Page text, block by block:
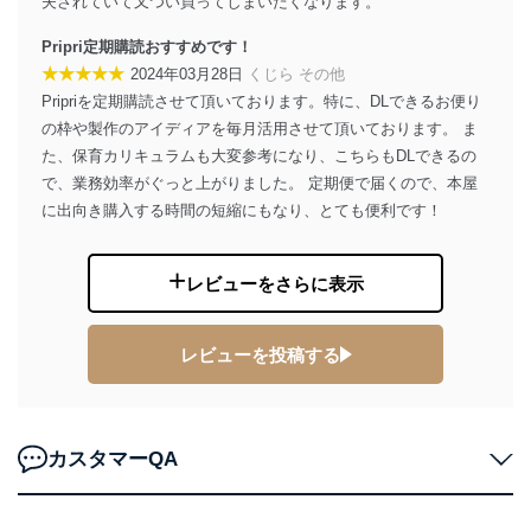
e-mail：cs@fujisan.co.jp
改訂：2025年2月20日
制定：2005年4月1日
株式会社富士山マガジンサービス
代表取締役会長 西野 伸一郎
個人情報の取扱いについて
当社は以下の個人情報保護管理者を設置し、個人情報保
護管理者の責任のもと、個人情報を取得・アクセス・利
東京都渋谷区南平台町16-11
株式会社富士山マガジンサービス
田 嘉也
２．利用目的
Pripri定期購読おすすめです！
★★★★★ 2024年03月28日
くじら その他
Pripriを定期購読させて頂いております。特に、DLできるお便り
の枠や製作のアイディアを毎月活用させて頂いております。 ま
た、保育カリキュラムも大変参考になり、こちらもDLできるの
で、業務効率がぐっと上がりました。 定期便で届くので、本屋
に出向き購入する時間の短縮にもなり、とても便利です！
レビューをさらに表示
レビューを投稿する
カスタマーQA